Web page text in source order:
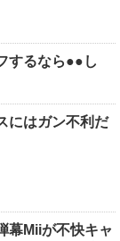
するなら●●し
にはガン不利だ
幕Miiが不快キャ